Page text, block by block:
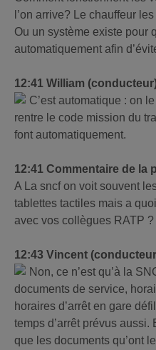
l’on arrive? Le chauffeur
Ou un système existe pour
automatiquement afin
12:41 William
C’est automatique : on
rentre le code mission du
font automatiquement.
12:41 Commentaire de la
A La sncf on voit souvent
tablettes tactiles mais a
avec vos collègues RATP ?
12:43 Vincent
Non, ce n’est qu’à la
documents de service,
horaires d’arrêt en gare
temps d’arrêt prévus aussi.
que les documents qu’ont